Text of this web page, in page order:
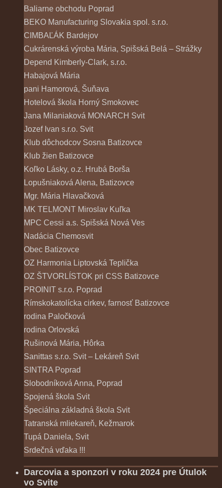
Baliarne obchodu Poprad
BEKO Manufacturing Slovakia spol. s.r.o.
CIMBAĽÁK Bardejov
Cukrárenská výroba Mária, Spišská Belá – Strážky
Depend Kimberly-Clark, s.r.o.
Habajová Mária
pani Hamorová, Šuňava
Hotelová škola Horný Smokovec
Jana Milaniaková MONARCH Svit
Jozef Ivan s.r.o. Svit
Klub dôchodcov Sosna Batizovce
Klub žien Batizovce
Koľko Lásky, o.z. Hrubá Borša
Lopušniaková Alena, Batizovce
Mgr. Mária Hlavačková
MK TELMONT Miroslav Kuľka
MPC Cessi a.s. Spišská Nová Ves
Nadácia Chemosvit
Obec Batizovce
OZ Harmonia Liptovská Teplička
OZ ŠTVORLÍSTOK pri CSS Batizovce
PROINIT s.r.o. Poprad
Rímskokatolícka cirkev, farnosť Batizovce
rodina Paločková
rodina Orlovská
Rušinová Mária, Hôrka
Sanittas s.r.o. Svit – Lekáreň Svit
SINTRA Poprad
Slobodníková Anna, Poprad
Spojená škola Svit
Špeciálna základná škola Svit
Tatranská mliekareň, Kežmarok
Tupá Daniela, Svit
Srdečná vďaka !!!
Darcovia a sponzori v roku 2024 pre Útulok
vo Svite